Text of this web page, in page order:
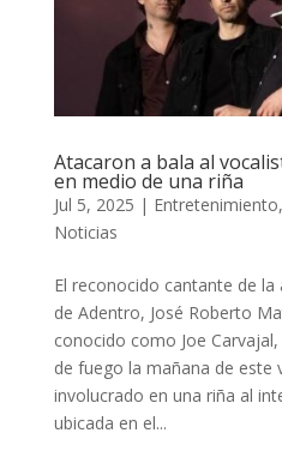
Atacaron a bala al
en medio de una riña
Jul 5, 2025 | Entretenimiento,
Noticias
El reconocido cantante de
de Adentro, José Roberto
conocido como Joe
de fuego la mañana de este
involucrado en una riña al
ubicada en el...